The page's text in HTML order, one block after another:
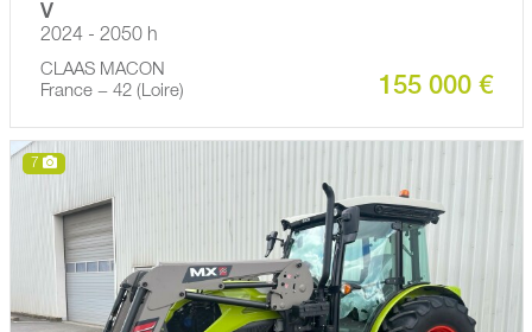
V
2024 - 2050 h
CLAAS MACON
France − 42 (Loire)
155 000 €
7